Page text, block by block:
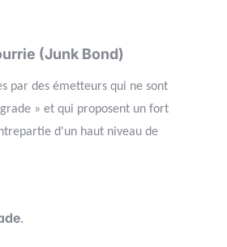
(Junk Bond)
par des émetteurs qui ne sont
» et qui proposent un fort
d'un haut niveau de
.